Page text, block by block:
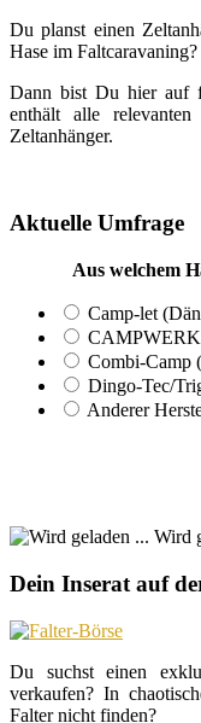
Du planst einen
Hase im Faltcaravaning?
Dann bist Du hier auf
enthält alle
Zeltanhänger.
Aktuelle Umfrage
Aus welchem
Camp-let
CAMPWERK
Combi-Camp
Dingo-Tec/
Anderer
Wird
Dein Inserat auf
Du suchst einen
verkaufen? In
Falter nicht finden?